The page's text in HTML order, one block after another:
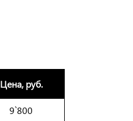
Цена, руб.
9`800